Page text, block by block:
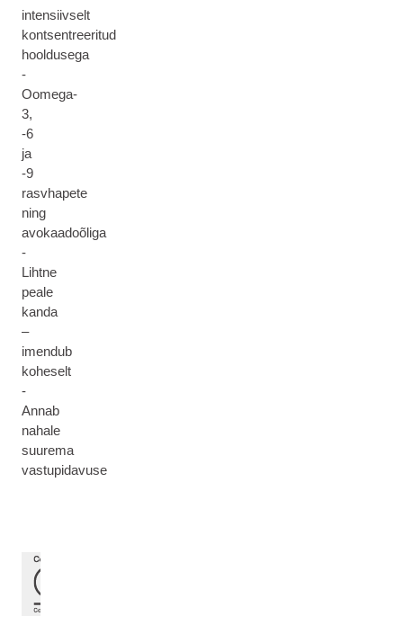
intensiivselt
kontsentreeritud
hooldusega
-
Oomega-
3,
-6
ja
-9
rasvhapete
ning
avokaadoõliga
-
Lihtne
peale
kanda
–
imendub
koheselt
-
Annab
nahale
suurema
vastupidavuse